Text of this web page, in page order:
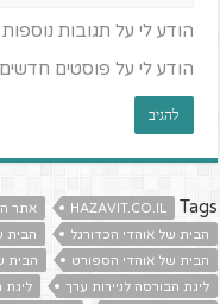
הודע לי על תגובות
הודע לי על פוסטים
Tags
HAZAVIT.CO.IL אתר
הבית של אוהדי הכדורגל
הבית
הבית של אוהדי הספורט
הבית
ליגת הבורסה לניירות ערך
ליגת